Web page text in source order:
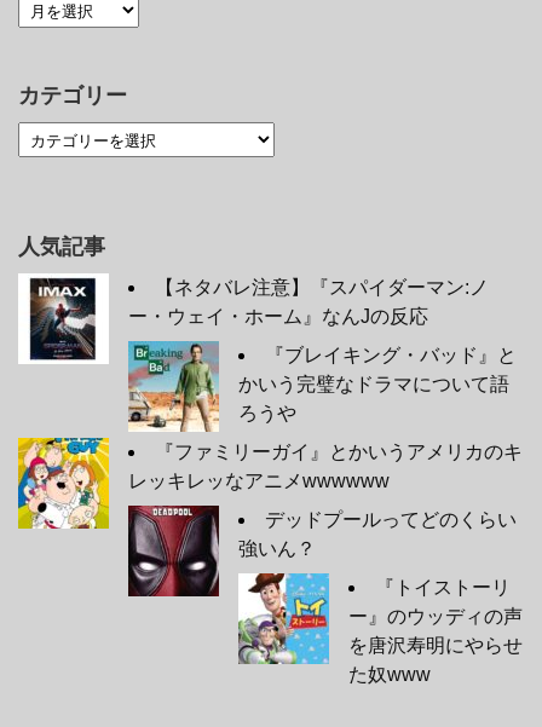
カテゴリー
人気記事
【ネタバレ注意】『スパイダーマン:ノ
ー・ウェイ・ホーム』なんJの反応
『ブレイキング・バッド』と
かいう完璧なドラマについて語
ろうや
『ファミリーガイ』とかいうアメリカのキ
レッキレッなアニメwwwwww
デッドプールってどのくらい
強いん？
『トイストーリ
ー』のウッディの声
を唐沢寿明にやらせ
た奴www